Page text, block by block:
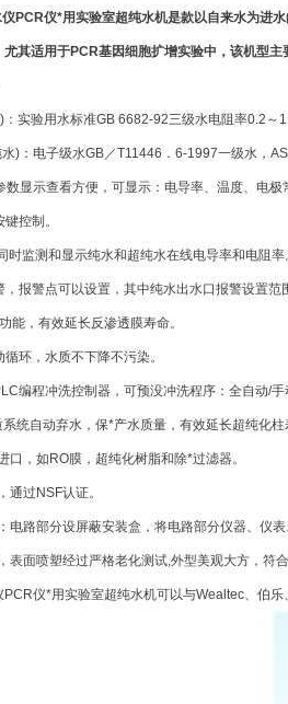
PCR仪*用实验室超纯水机是款以自来水为进
尤其适用于PCR基因细胞扩增实验中 ，该机型主
验用水标准GB 6682-92三级水电阻率0.2～
电子级水GB／T11446．6-1997一级水，
显示查看方便，可显示：电导率、温度、电极
控制。
监测和显示纯水和超纯水在线电导率和电阻率
报警点可以设置，其中纯水出水口报警设置范
，有效延长反渗透膜寿命。
环，水质不下降不污染。
编程冲洗控制器，可预没冲洗程序：全自动/
统自动弃水，保*产水质量，有效延长超纯化柱
，如RO膜，超纯化树脂和除*过滤器。
过NSF认证。
路部分设屏蔽安装盒，将电路部分仪器、仪
表面喷塑经过严格老化测试,外型美观大方，符
仪*用实验室超纯水机可以与Wealtec、伯